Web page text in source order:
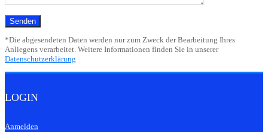
*Die abgesendeten Daten werden nur zum Zweck der Bearbeitung Ihres
Anliegens verarbeitet. Weitere Informationen finden Sie in unserer
Datenschutzerklärung
LOGIN
Anmelden